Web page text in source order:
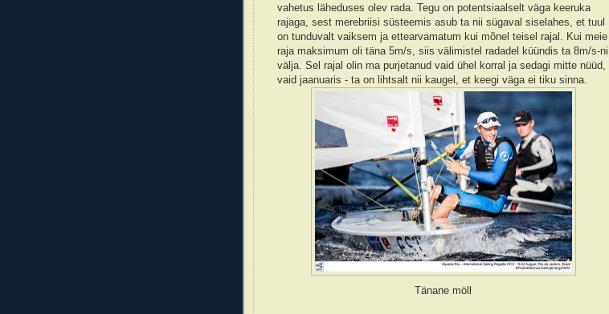
vahetus läheduses olev rada. Tegu on potentsiaalselt väga keeruka
rajaga, sest merebriisi süsteemis asub ta nii sügaval siselahes, et tuul
on tunduvalt vaiksem ja ettearvamatum kui mõnel teisel rajal. Kui meie
raja maksimum oli täna 5m/s, siis välimistel radadel küündis ta 8m/s-ni
välja. Sel rajal olin ma purjetanud vaid ühel korral ja sedagi mitte nüüd,
vaid jaanuaris - ta on lihtsalt nii kaugel, et keegi väga ei tiku sinna.
Tänane möll